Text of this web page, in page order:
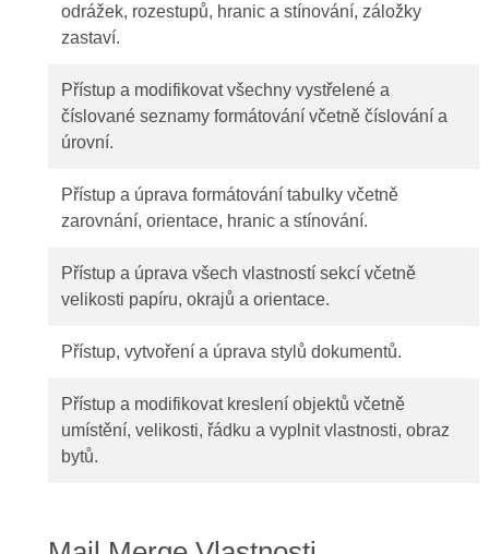
odrážek, rozestupů, hranic a stínování, záložky
zastaví.
Přístup a modifikovat všechny vystřelené a
číslované seznamy formátování včetně číslování a
úrovní.
Přístup a úprava formátování tabulky včetně
zarovnání, orientace, hranic a stínování.
Přístup a úprava všech vlastností sekcí včetně
velikosti papíru, okrajů a orientace.
Přístup, vytvoření a úprava stylů dokumentů.
Přístup a modifikovat kreslení objektů včetně
umístění, velikosti, řádku a vyplnit vlastnosti, obraz
bytů.